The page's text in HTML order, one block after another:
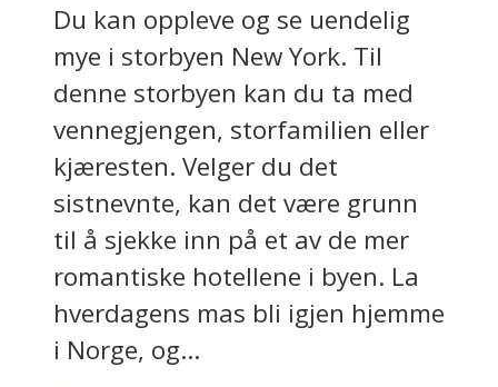
Du kan oppleve og se uendelig
mye i storbyen New York. Til
denne storbyen kan du ta med
vennegjengen, storfamilien eller
kjæresten. Velger du det
sistnevnte, kan det være grunn
til å sjekke inn på et av de mer
romantiske hotellene i byen. La
hverdagens mas bli igjen hjemme
i Norge, og...